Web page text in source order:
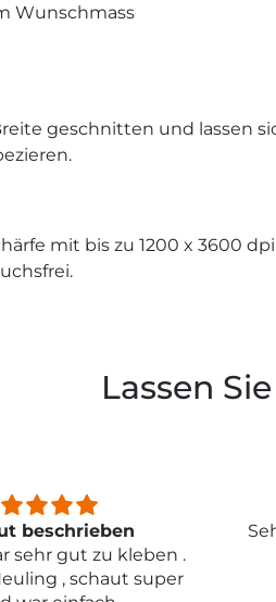
Wunschmass
geschnitten und lassen
mit bis zu 1200 x 3600
Lassen
von toller Qualität